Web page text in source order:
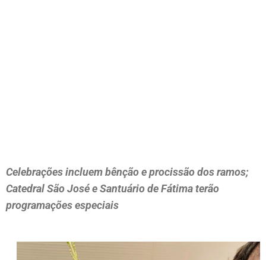
Celebrações incluem bênção e procissão dos ramos;
Catedral São José e Santuário de Fátima terão
programações especiais